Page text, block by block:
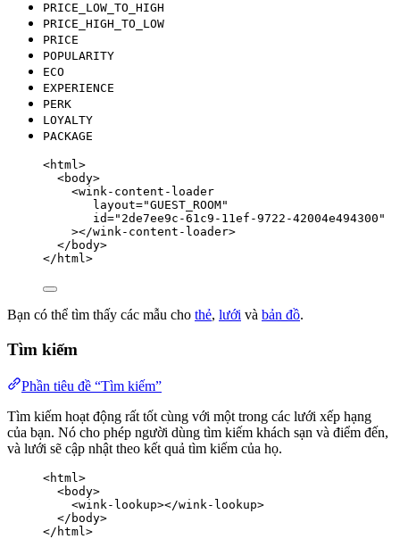
PRICE_LOW_TO_HIGH
PRICE_HIGH_TO_LOW
PRICE
POPULARITY
ECO
EXPERIENCE
PERK
LOYALTY
PACKAGE
<html>
<body>
<wink-content-loader
layout="GUEST_ROOM"
id=" 2de7ee9c-61c9-11ef-9722-42004e494300 "
></wink-content-loader>
</ body>
</ html>
Bạn có thể tìm thấy các mẫu cho thẻ, lưới và bản đồ.
Tìm kiếm
Phần tiêu đề “Tìm kiếm”
Tìm kiếm hoạt động rất tốt cùng với một trong các lưới xếp hạng
của bạn. Nó cho phép người dùng tìm kiếm khách sạn và điểm đến,
và lưới sẽ cập nhật theo kết quả tìm kiếm của họ.
<html >
<body>
<wink-lookup></wink-lookup>
</ body>
</ html >